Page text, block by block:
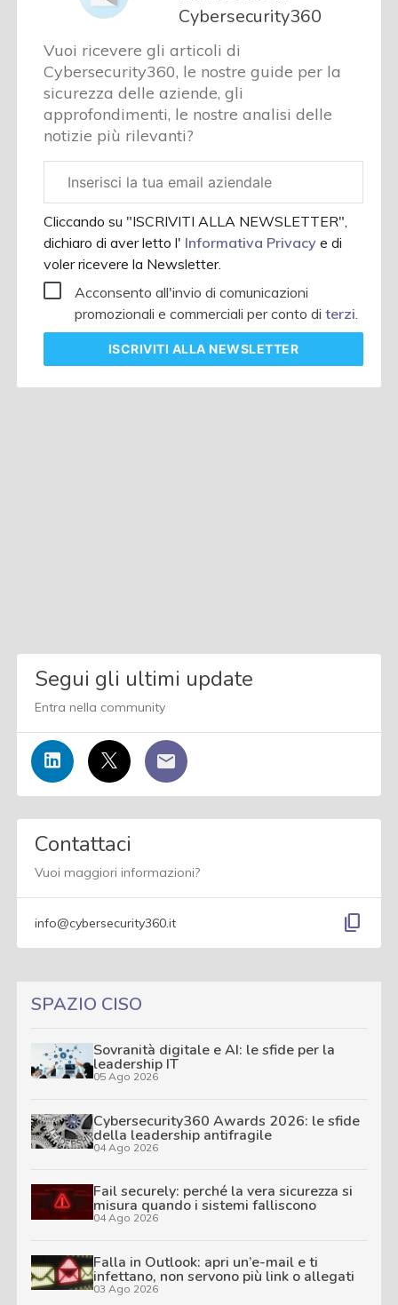
Cybersecurity360
Vuoi ricevere gli articoli di
Cybersecurity360, le nostre guide per la
sicurezza delle aziende, gli
approfondimenti, le nostre analisi delle
notizie più rilevanti?
aziendale
Cliccando su "ISCRIVITI ALLA NEWSLETTER",
dichiaro di aver letto l' Informativa Privacye di
voler ricevere la Newsletter.
Acconsento all'invio di comunicazioni
promozionali e commerciali per conto diterzi.
ISCRIVITI ALLA NEWSLETTER
Segui gli ultimi update
Entra nella community
Contattaci
Vuoi maggiori informazioni?
info@cybersecurity360.it content_copy
SPAZIO CISO
Sovranità digitale e AI: le sfide per la
leadership IT
05 Ago 2026
Cybersecurity360 Awards 2026: le sfide
della leadership antifragile
04 Ago 2026
Fail securely: perché la vera sicurezza si
misura quando i sistemi falliscono
04 Ago 2026
Falla in Outlook: apri un’e-mail e ti
infettano, non servono più link o allegati
03 Ago 2026